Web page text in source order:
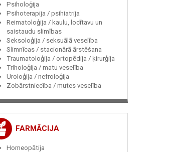
Psiholoģija
Psihoterapija / psihiatrija
Reimatoloģija / kaulu, locītavu un
saistaudu slimības
Seksoloģija / seksuālā veselība
Slimnīcas / stacionārā ārstēšana
Traumatoloģija / ortopēdija / ķirurģija
Triholoģija / matu veselība
Uroloģija / nefroloģija
Zobārstniecība / mutes veselība
FARMĀCIJA
Homeopātija